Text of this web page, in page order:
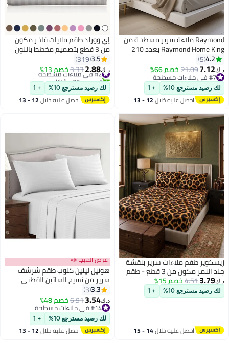
3
Raymond ملاءة سرير مسطحة من
Raymond Home King بعدد 210
خيط، أغطية سرير صلبة من القطن
بنسبة 100% مع 2 كيس وسادة -
أبيض (274 * 274 سم)
4.2
5
د.ك‏7.12
21.09خصم 66%
#7 في ملاءات مسطحة
#7 في ملاءات مسطحة
لك رصيد مسترجع 10% + 1
احصل عليه خلال 12 - 13
13
إي وورلد طقم ملايات فاخر مكون
من 3 قطع بتصميم مخطط باللون
الأبيض، يحتوي على شرشف مسطح
وغطاءين للوسائد، مثالي للفنادق
والمنازل. مصنوع من قماش
مايكروفايبر فائق النعومة وقابل
للتنفس، يوفر راحة مثالية طوال
العام وفي جميع الفصول. (مقاس
3.5
319
د.ك‏2.88
3.33خصم 13% #2 في ملاءات مسطحة
تم بيع +30 مؤخرًا
#2 في ملاءات مسطحة
لك رصيد مسترجع 10% + 1
احصل عليه خلال 12 - 13
زيسكوير طقم ملاءات سرير بنقشة
جلد النمر مكون من 3 قطع - طقم
ملاءات سرير فاخر مصنوع من القطن
الخالص 100%، بوزن 125 غرام/متر
مربع، ناعم ومريح، يتضمن ملاءة
مناسب لأسرة مقاس كينج، كوين،
ومفردة
د.ك‏3.79
4.51خصم 15%
لك رصيد مسترجع 10% + 1
احصل عليه خلال 14 - 15
عرض الميجا 📣
هوتيل لينين كلوب طقم شرشف
سرير من نسيج الساتين القطني
بتصميم مخطط مقاس 1 سم من
القطن بنسبة 100% من قطعتين
قطن أبيض 160x220سم
3.3
3
د.ك‏3.54
6.91خصم 48%
#14 في ملاءات مسطحة
#14 في ملاءات مسطحة
لك رصيد مسترجع 10% + 1
احصل عليه خلال 12 - 13